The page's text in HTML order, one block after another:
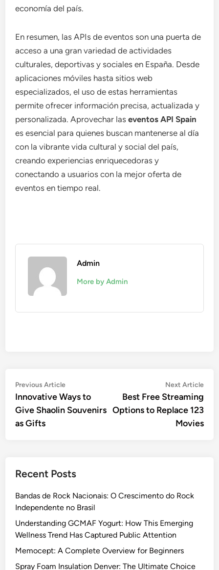
economía del país.
En resumen, las APIs de eventos son una puerta de
acceso a una gran variedad de actividades
culturales, deportivas y sociales en España. Desde
aplicaciones móviles hasta sitios web
especializados, el uso de estas herramientas
permite ofrecer información precisa, actualizada y
personalizada. Aprovechar laseventos API Spain
es esencial para quienes buscan mantenerse al día
con la vibrante vida cultural y social del país,
creando experiencias enriquecedoras y
conectando a usuarios con la mejor oferta de
eventos en tiempo real.
Admin
More by Admin
Post
navigation
Previous ArticlePrevious
article:
Innovative Ways to
Give Shaolin Souvenirs
as Gifts
Next Article
Best Free Streaming
Options to Replace 123
Movies
Recent Posts
Bandas de Rock Nacionais: O Crescimento do Rock
Independente no Brasil
Understanding GCMAF Yogurt: How This Emerging
Wellness Trend Has Captured Public Attention
Memocept: A Complete Overview for Beginners
Spray Foam Insulation Denver: The Ultimate Choice